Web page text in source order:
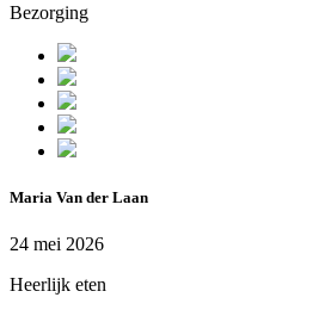
Bezorging
Maria Van der Laan
24 mei 2026
Heerlijk eten